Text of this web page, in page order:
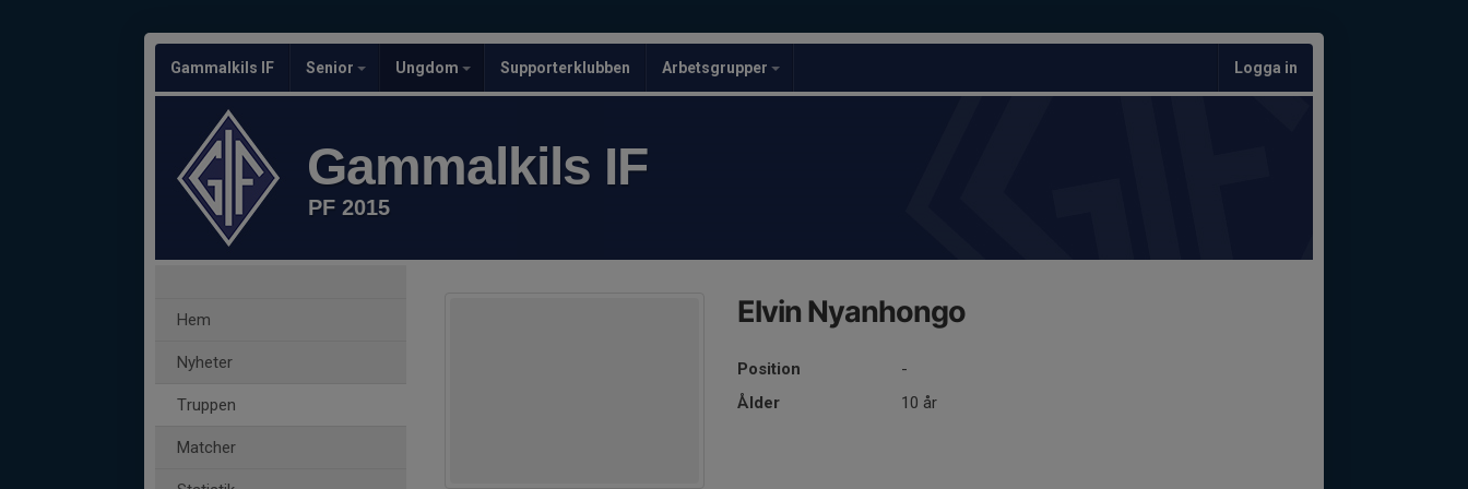
Gammalkils IF Senior Ungdom Supporterklubben Arbetsgrupper Logga in
Gammalkils IF
PF 2015
Hem
Nyheter
Truppen
Matcher
Elvin Nyanhongo
Position
-
Ålder
10 år